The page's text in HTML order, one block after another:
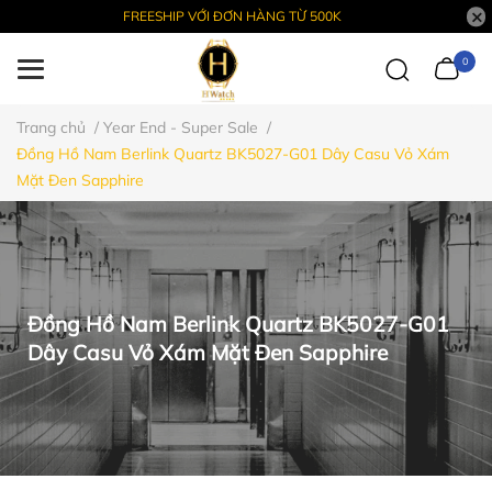
FREESHIP VỚI ĐƠN HÀNG TỪ 500K
0
Trang chủ / Year End - Super Sale /
Đồng Hồ Nam Berlink Quartz BK5027-G01 Dây Casu Vỏ Xám
Mặt Đen Sapphire
Đồng Hồ Nam Berlink Quartz BK5027-G01
Dây Casu Vỏ Xám Mặt Đen Sapphire